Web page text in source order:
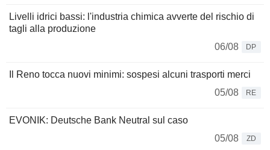
Livelli idrici bassi: l'industria chimica avverte del rischio di
tagli alla produzione
06/08
DP
Il Reno tocca nuovi minimi: sospesi alcuni trasporti merci
05/08
RE
EVONIK: Deutsche Bank Neutral sul caso
05/08
ZD